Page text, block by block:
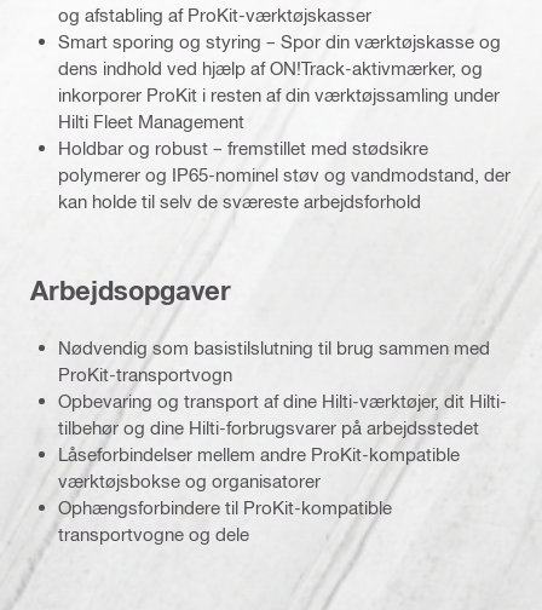
og afstabling af ProKit-værktøjskasser
Smart sporing og styring – Spor din værktøjskasse og
dens indhold ved hjælp af ON!Track-aktivmærker, og
inkorporer ProKit i resten af din værktøjssamling under
Hilti Fleet Management
Holdbar og robust – fremstillet med stødsikre
polymerer og IP65-nominel støv og vandmodstand, der
kan holde til selv de sværeste arbejdsforhold
Arbejdsopgaver
Nødvendig som basistilslutning til brug sammen med
ProKit-transportvogn
Opbevaring og transport af dine Hilti-værktøjer, dit Hilti-
tilbehør og dine Hilti-forbrugsvarer på arbejdsstedet
Låseforbindelser mellem andre ProKit-kompatible
værktøjsbokse og organisatorer
Ophængsforbindere til ProKit-kompatible
transportvogne og dele